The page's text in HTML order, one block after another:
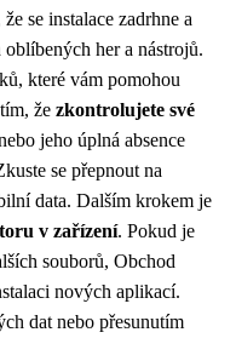
se instalace zadrhne a
her a nástrojů.
které vám pomohou
že zkontrolujete své
jeho úplná absence
se přepnout na
data. Dalším krokem je
v zařízení. Pokud je
souborů, Obchod
nových aplikací.
dat nebo přesunutím